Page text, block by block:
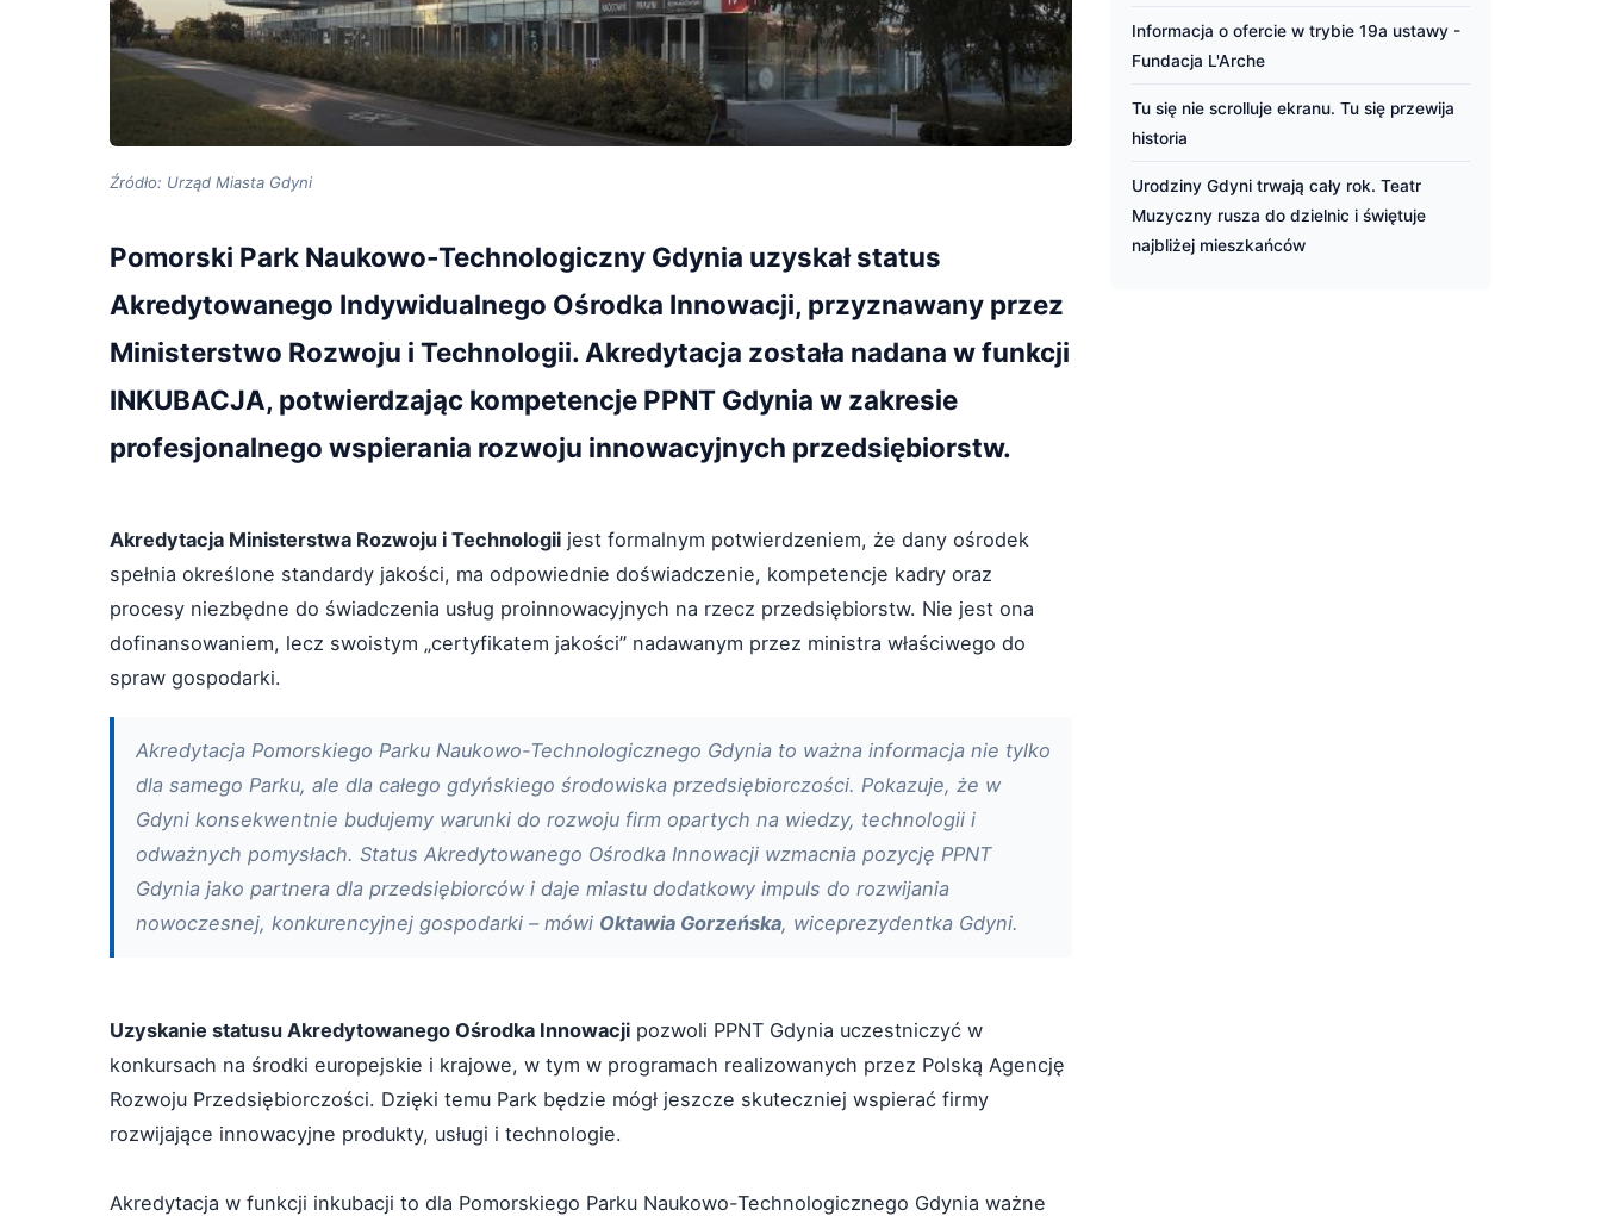
Źródło: Urząd Miasta Gdyni
Pomorski Park Naukowo-Technologiczny Gdynia uzyskał status
Akredytowanego Indywidualnego Ośrodka Innowacji, przyznawany przez
Ministerstwo Rozwoju i Technologii. Akredytacja została nadana w funkcji
INKUBACJA, potwierdzając kompetencje PPNT Gdynia w zakresie
profesjonalnego wspierania rozwoju innowacyjnych przedsiębiorstw.
Akredytacja Ministerstwa Rozwoju i Technologii jest formalnym potwierdzeniem, że dany ośrodek
spełnia określone standardy jakości, ma odpowiednie doświadczenie, kompetencje kadry oraz
procesy niezbędne do świadczenia usług proinnowacyjnych na rzecz przedsiębiorstw. Nie jest ona
dofinansowaniem, lecz swoistym „certyfikatem jakości” nadawanym przez ministra właściwego do
spraw gospodarki.
Akredytacja Pomorskiego Parku Naukowo-Technologicznego Gdynia to ważna informacja nie tylko
dla samego Parku, ale dla całego gdyńskiego środowiska przedsiębiorczości. Pokazuje, że w
Gdyni konsekwentnie budujemy warunki do rozwoju firm opartych na wiedzy, technologii i
odważnych pomysłach. Status Akredytowanego Ośrodka Innowacji wzmacnia pozycję PPNT
Gdynia jako partnera dla przedsiębiorców i daje miastu dodatkowy impuls do rozwijania
nowoczesnej, konkurencyjnej gospodarki – mówi Oktawia Gorzeńska, wiceprezydentka Gdyni.
Uzyskanie statusu Akredytowanego Ośrodka Innowacji pozwoli PPNT Gdynia uczestniczyć w
konkursach na środki europejskie i krajowe, w tym w programach realizowanych przez Polską Agencję
Rozwoju Przedsiębiorczości. Dzięki temu Park będzie mógł jeszcze skuteczniej wspierać firmy
rozwijające innowacyjne produkty, usługi i technologie.
Akredytacja w funkcji inkubacji to dla Pomorskiego Parku Naukowo-Technologicznego Gdynia ważne
Informacja o ofercie w trybie 19a ustawy -
Fundacja L'Arche
Tu się nie scrolluje ekranu. Tu się przewija
historia
Urodziny Gdyni trwają cały rok. Teatr
Muzyczny rusza do dzielnic i świętuje
najbliżej mieszkańców